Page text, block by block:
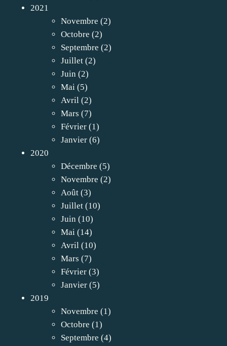
2021
Novembre (2)
Octobre (2)
Septembre (2)
Juillet (2)
Juin (2)
Mai (5)
Avril (2)
Mars (7)
Février (1)
Janvier (6)
2020
Décembre (5)
Novembre (2)
Août (3)
Juillet (10)
Juin (10)
Mai (14)
Avril (10)
Mars (7)
Février (3)
Janvier (5)
2019
Novembre (1)
Octobre (1)
Septembre (4)